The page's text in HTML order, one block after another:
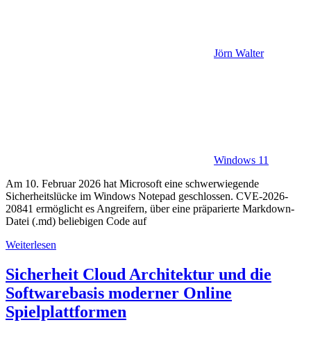
Jörn Walter
Windows 11
Am 10. Februar 2026 hat Microsoft eine schwerwiegende
Sicherheitslücke im Windows Notepad geschlossen. CVE-2026-
20841 ermöglicht es Angreifern, über eine präparierte Markdown-
Datei (.md) beliebigen Code auf
Weiterlesen
Sicherheit Cloud Architektur und die
Softwarebasis moderner Online
Spielplattformen